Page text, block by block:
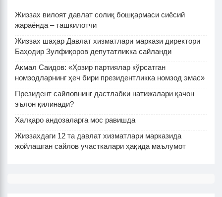
Жиззах вилоят давлат солиқ бошқармаси сиёсий
жараёнда – ташкилотчи
Жиззах шаҳар Давлат хизматлари маркази директори
Баҳодир Зулфиқоров депутатликка сайланди
Акмал Саидов: «Ҳозир партиялар кўрсатган
номзодларнинг ҳеч бири президентликка номзод эмас»
Президент сайловнинг дастлабки натижалари қачон
эълон қилинади?
Халқаро андозаларга мос равишда
Жиззахдаги 12 та давлат хизматлари марказида
жойлашган сайлов участкалари ҳақида маълумот